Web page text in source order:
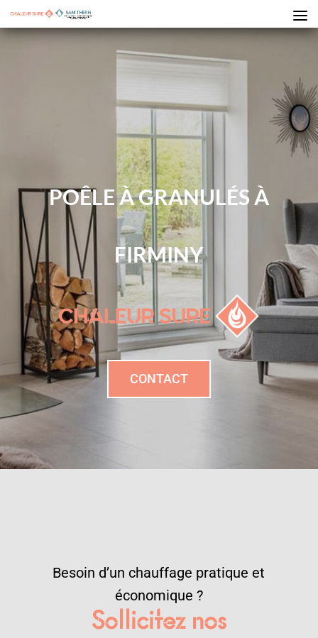
POÊLE À GRANULÉS À
FIRMINY
CONTACT
Besoin d’un chauffage pratique et
économique ?
Sollicitez nos